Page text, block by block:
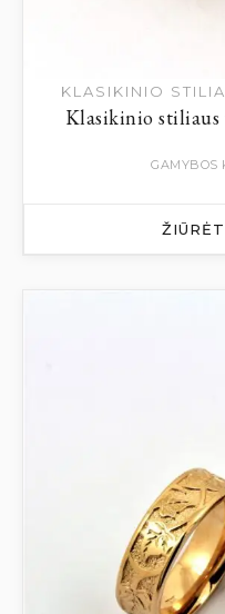
KLASIKINIO
Klasikinio stiliaus
GAMYBOS